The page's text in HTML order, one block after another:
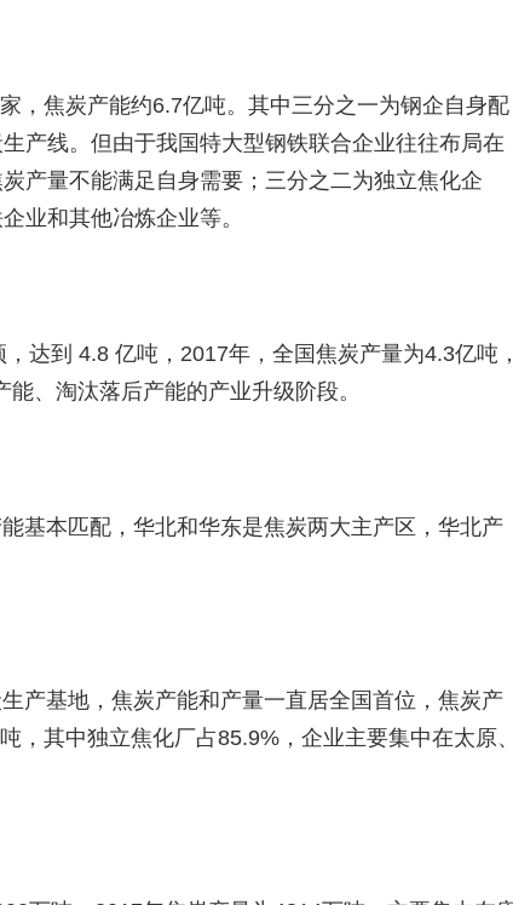
，焦炭产能约6.7亿吨。其中三分之一为钢企自身配
产线。但由于我国特大型钢铁联合企业往往布局在
产量不能满足自身需要；三分之二为独立焦化企
业和其他冶炼企业等。
达到 4.8 亿吨，2017年，全国焦炭产量为4.3亿吨
、淘汰落后产能的产业升级阶段。
基本匹配，华北和华东是焦炭两大主产区，华北产
产基地，焦炭产能和产量一直居全国首位，焦炭产
，其中独立焦化厂占85.9%，企业主要集中在太原